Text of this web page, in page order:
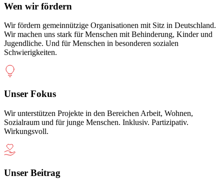
Wen wir fördern
Wir fördern gemeinnützige Organisationen mit Sitz in Deutschland.
Wir machen uns stark für Menschen mit Behinderung, Kinder und
Jugendliche. Und für Menschen in besonderen sozialen
Schwierigkeiten.
Unser Fokus
Wir unterstützen Projekte in den Bereichen Arbeit, Wohnen,
Sozialraum und für junge Menschen. Inklusiv. Partizipativ.
Wirkungsvoll.
Unser Beitrag